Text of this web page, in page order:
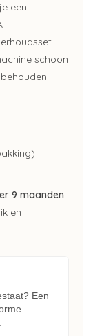
een
schoon
9 maanden
en
Een